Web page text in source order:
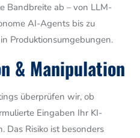
Bandbreite ab – von LLM-
AI-Agents bis zu
Produktionsumgebungen.
& Manipulation
überprüfen wir, ob
Eingaben Ihr KI-
Das Risiko ist besonders